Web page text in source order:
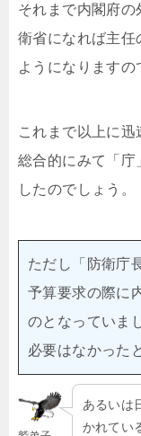
それまで内閣府
衛省になれば主任
ようになりますの
これまで以上に迅
総合的にみて「庁
したのでしょう。
ただし「防衛庁
予算要求の際に
のとなっていま
必要はなかった
あるいは
かれてい